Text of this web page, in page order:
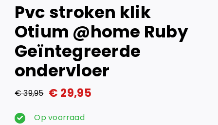
Pvc stroken klik
Otium @home Ruby
Geïntegreerde
ondervloer
€39,95
Oorspronkelijke
prijs
€ 29,95
Huidige
prijsOp voorraad